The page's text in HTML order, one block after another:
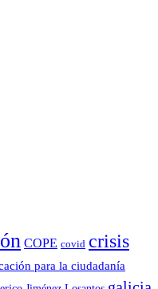
COPE covid crisis
para la ciudadaní­a